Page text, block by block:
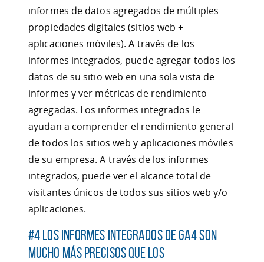
informes de datos agregados de múltiples
propiedades digitales (sitios web +
aplicaciones móviles). A través de los
informes integrados, puede agregar todos los
datos de su sitio web en una sola vista de
informes y ver métricas de rendimiento
agregadas. Los informes integrados le
ayudan a comprender el rendimiento general
de todos los sitios web y aplicaciones móviles
de su empresa. A través de los informes
integrados, puede ver el alcance total de
visitantes únicos de todos sus sitios web y/o
aplicaciones.
#4 Los informes integrados de GA4 son
mucho más precisos que los